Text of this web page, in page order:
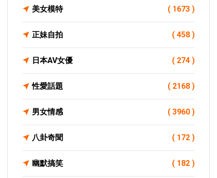
美女模特 ( 1673 )
正妹自拍 ( 458 )
日本AV女優 ( 274 )
性愛話題 ( 2168 )
男女情感 ( 3960 )
八卦奇聞 ( 172 )
幽默搞笑 ( 182 )